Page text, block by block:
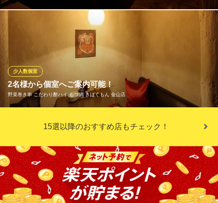
金山駅 個室 居酒屋
愛知県名古屋市熱田区金山町1-2-1 金山スクエアビル8F
仲間と楽しく語り合いたい、二人だけで静かに飲みたい。どんな
方にもゆったり寛げるお席をご用意しています。ご希望があれば
最大60名様の貨切利用も可！居心地の良い自然と心の和む空間、
どこか懐かしく親しみの持てる場所。それがだいやめです！九州
の話題やここだけでしか聞けない焼酎のお話などお気軽にお尋ね
ください。
焼酎専門店だいやめ
地下鉄名城・名港線東別院駅１番出口 徒歩1分
愛知県名古屋市中区大井町3-20 山下ビル1F
2名様から個室へご案内可能！
野菜巻き串 こだわり酎ハイ もつ鍋 きばくもん 金山店
少人数個室
当店では様々なタイプの個室をご用意しております！ご希望のシ
ーンやイメージに合わせてお選び頂けます。まるで隠れ家のよう
お祝いまで様々なシーンに合わせてご利用ください！
野菜巻き串 こだわり酎ハイ もつ鍋 きばくもん 金山店
金山 絶品九州料理
地下鉄名城線金山駅4番出口 徒歩3分
15選以降のおすすめ店もチェック！